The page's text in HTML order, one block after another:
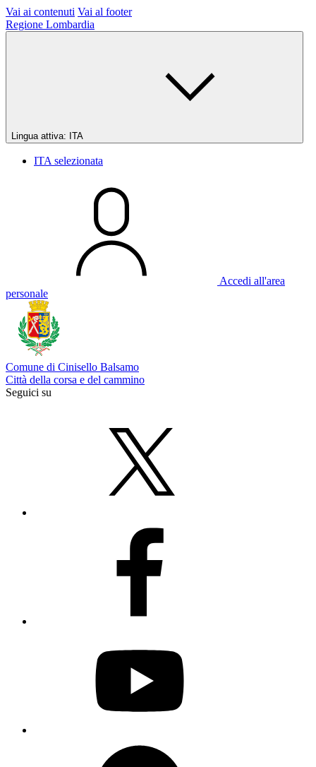
Vai ai contenuti Vai al footer
Regione Lombardia
Lingua attiva: ITA
ITA selezionata
Accedi all'area
personale
Comune di Cinisello Balsamo
Città della corsa e del cammino
Seguici su